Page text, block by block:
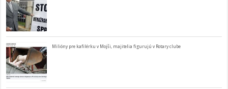
Milióny pre kafilérku v Mojši, majitelia figurujú v Rotary clube